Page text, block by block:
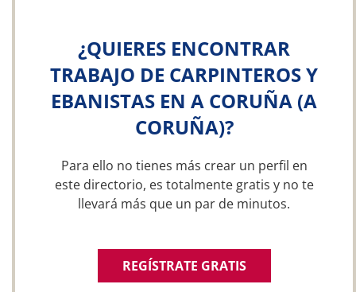
¿QUIERES ENCONTRAR
TRABAJO DE CARPINTEROS Y
EBANISTAS EN A CORUÑA (A
CORUÑA)?
Para ello no tienes más crear un perfil en
este directorio, es totalmente gratis y no te
llevará más que un par de minutos.
REGÍSTRATE GRATIS